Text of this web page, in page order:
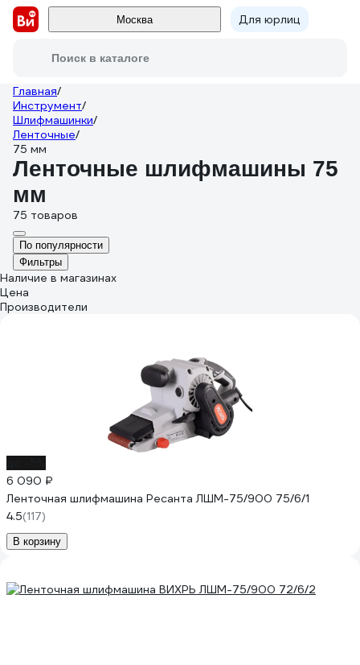
Москва Для юрлиц
Поиск в каталоге
Главная/
Инструмент/
Шлифмашинки/
Ленточные/
75 мм
Ленточные шлифмашины 75
мм
75 товаров
По популярности
Фильтры
Наличие в магазинах
Цена
Производители
6 090 ₽
Ленточная шлифмашина Ресанта ЛШМ-75/900 75/6/1
4.5(117)
В корзину